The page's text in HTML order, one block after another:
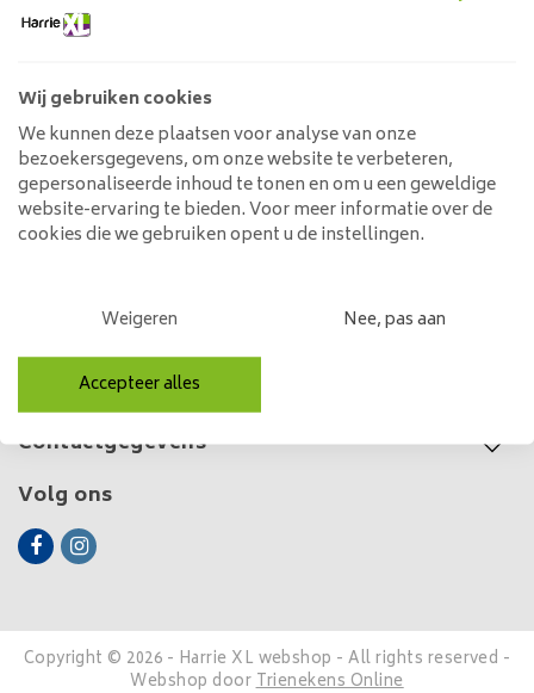
N-poot | set van 2
250,00
Mijn account
Categorieën
Contactgegevens
Volg ons
Copyright © 2026 - Harrie XL webshop - All rights reserved -
Webshop doorTrienekens Online
Wij gebruiken cookies
We kunnen deze plaatsen voor analyse van onze
bezoekersgegevens, om onze website te verbeteren,
gepersonaliseerde inhoud te tonen en om u een geweldige
website-ervaring te bieden. Voor meer informatie over de
cookies die we gebruiken opent u de instellingen.
Weigeren Nee, pas aan
Accepteer alles